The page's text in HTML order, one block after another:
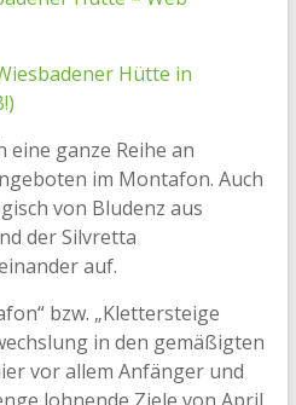
Hütte in
eine ganze Reihe an
im Montafon. Auch
von Bludenz aus
der Silvretta
auf.
bzw. „Klettersteige
in den gemäßigten
vor allem Anfänger und